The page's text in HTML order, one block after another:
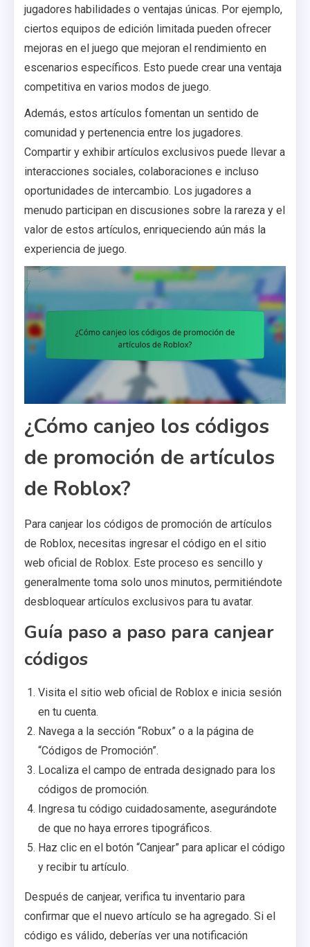
jugadores habilidades o ventajas únicas. Por ejemplo,
ciertos equipos de edición limitada pueden ofrecer
mejoras en el juego que mejoran el rendimiento en
escenarios específicos. Esto puede crear una ventaja
competitiva en varios modos de juego.
Además, estos artículos fomentan un sentido de
comunidad y pertenencia entre los jugadores.
Compartir y exhibir artículos exclusivos puede llevar a
interacciones sociales, colaboraciones e incluso
oportunidades de intercambio. Los jugadores a
menudo participan en discusiones sobre la rareza y el
valor de estos artículos, enriqueciendo aún más la
experiencia de juego.
¿Cómo canjeo los códigos
de promoción de artículos
de Roblox?
Para canjear los códigos de promoción de artículos
de Roblox, necesitas ingresar el código en el sitio
web oficial de Roblox. Este proceso es sencillo y
generalmente toma solo unos minutos, permitiéndote
desbloquear artículos exclusivos para tu avatar.
Guía paso a paso para canjear
códigos
Visita el sitio web oficial de Roblox e inicia sesión
en tu cuenta.
Navega a la sección “Robux” o a la página de
“Códigos de Promoción”.
Localiza el campo de entrada designado para los
códigos de promoción.
Ingresa tu código cuidadosamente, asegurándote
de que no haya errores tipográficos.
Haz clic en el botón “Canjear” para aplicar el código
y recibir tu artículo.
Después de canjear, verifica tu inventario para
confirmar que el nuevo artículo se ha agregado. Si el
código es válido, deberías ver una notificación